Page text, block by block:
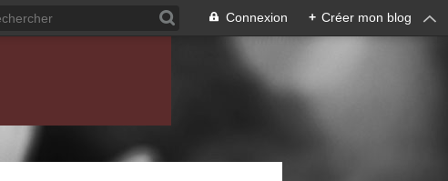
Connexion + Créer mon blog